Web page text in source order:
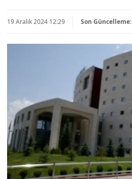
19 Aralık 2024 12:29 Son Güncelleme: